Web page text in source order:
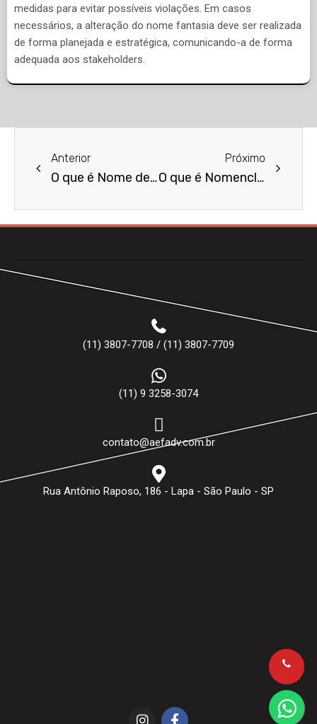
medidas para evitar possíveis violações. Em casos
necessários, a alteração do nome fantasia deve ser realizada
de forma planejada e estratégica, comunicando-a de forma
adequada aos stakeholders.
Anterior
O que é Nome de Domínio?
Próximo
O que é Nomenclatura Brasileira de Serviços (NBS)?
(11) 3807-7708 / (11) 3807-7709
(11) 9 3258-3074
contato@aefadv.com.br
Rua Antônio Raposo, 186 - Lapa - São Paulo - SP